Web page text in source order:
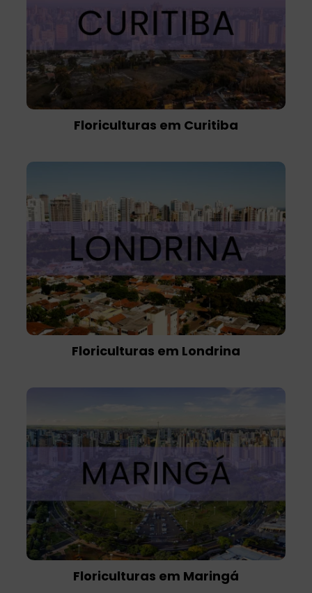
Floriculturas em Curitiba
Floriculturas em Londrina
Floriculturas em Maringá